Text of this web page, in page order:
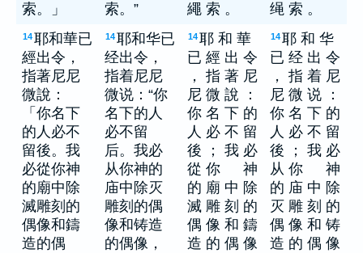
索。」
索。”
繩 索 。
绳 索 。
14耶和華已
經出令，
指著尼尼
微說：
「你名下
的人必不
留後。我
必從你神
的廟中除
滅雕刻的
偶像和鑄
造的偶
14耶和华已
经出令，
指着尼尼
微说：“你
名下的人
必不留
后。我必
从你神的
庙中除灭
雕刻的偶
像和铸造
的偶像，
14耶 和 華
已 經 出 令
， 指 著 尼
尼 微 說 ：
你 名 下 的
人 必 不 留
後 ； 我 必
從 你 神
的 廟 中 除
滅 雕 刻 的
偶 像 和 鑄
造 的 偶 像
14耶 和 华
已 经 出 令
， 指 着 尼
尼 微 说 ：
你 名 下 的
人 必 不 留
後 ； 我 必
从 你 神
的 庙 中 除
灭 雕 刻 的
偶 像 和 铸
造 的 偶 像